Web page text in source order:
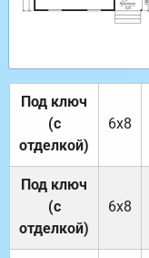
Под ключ
(с
отделкой)
6х8
Под ключ
(с
отделкой)
6х8